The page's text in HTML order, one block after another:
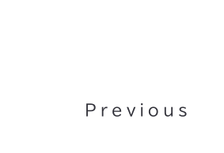
Previous
「プレイエル